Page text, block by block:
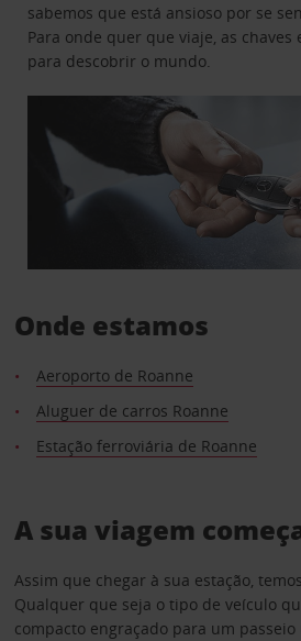
sabemos que está ansioso por se
Para onde quer que viaje, as chaves
para descobrir o mundo.
Onde estamos
Aeroporto de Roanne
Aluguer de carros Roanne
Estação ferroviária de Roanne
A sua viagem
Assim que chegar à sua estação,
Qualquer que seja o tipo de veículo
compacto engraçado para um